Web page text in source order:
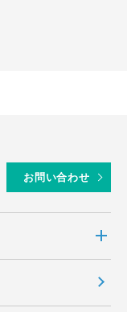
お問い合わせ